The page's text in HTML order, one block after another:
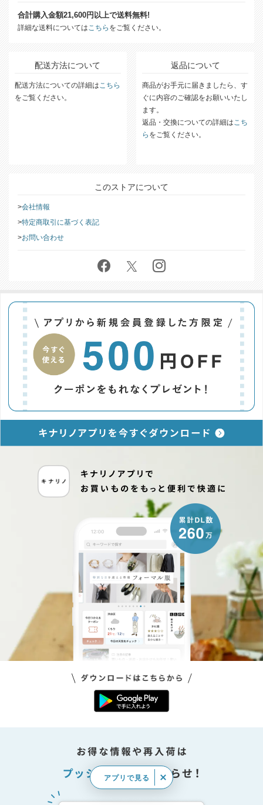
合計購入金額21,600円以上で送料無料!
詳細な送料についてはこちら をご覧ください。
配送方法について
配送方法についての詳細はこちら
をご覧ください。
返品について
商品がお手元に届きましたら、す
ぐに内容のご確認をお願いいたし
ます。
返品・交換についての詳細はこち
ら をご覧ください。
このストアについて
会社情報
特定商取引に基づく表記
お問い合わせ
アプリで見る